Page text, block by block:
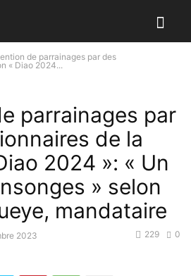
de parrainages par des
« Diao 2024...
parrainages par
de la
2024 »: « Un
» selon
mandataire
2023 0
229